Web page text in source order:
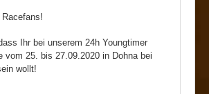
Racefans!
Ihr bei unserem 24h Youngtimer
vom 25. bis 27.09.2020 in Dohna bei
wollt!